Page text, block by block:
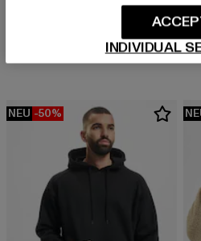
Derzeitiger Preis: ab 30,99 EUR
49,99 EURAktionspreis:
NEU -50%
INDIVIDUAL